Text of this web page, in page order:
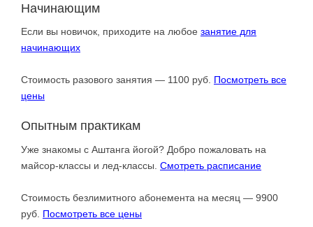
Начинающим
Если вы новичок, приходите на любое занятие для
начинающих
Стоимость разового занятия — 1100 руб. Посмотреть все
цены
Опытным практикам
Уже знакомы с Аштанга йогой? Добро пожаловать на
майсор-классы и лед-классы. Смотреть расписание
Стоимость безлимитного абонемента на месяц — 9900
руб. Посмотреть все цены